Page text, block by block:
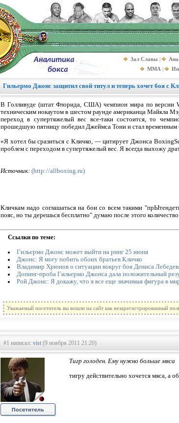
Зал Славы |
MMA |
Гильермо Джонс защитил свой титул и теперь хочет боя с
В Голливуде (штат Флорида, США) чемпион мира по версии
техническим нокаутом в шестом раунде американца Майкла
переход в супертяжелый вес все-таки состоится, то
прошедшую пятницу победил Джеймса Тони и стал временным
«Я хотел бы сразиться с Кличко, — цитирует Джонса
проблем с переходом в супертяжелый вес. Я всегда выхожу
Источник: (http://allboxing.ru)
Кличкам надо соглашаться на бои со всем такими
пояс, но ты дерешься бесплатно" думаю после этого
Ссылки по теме:
Гильермо Джонс может выйти на ринг 25 июня
Джонс: Я могу побить обоих братьев Кличко
Владимир Хрюнов о ситуации вокруг боя Дениса
Допинг-проба Гильермо Джонса дала положительный
Рой Джонс: Я докажу, что я все еще значимая фигура в
Уважаемый посетитель вы вошли на сайт как незарегистрированный
#1 написал: vist(9 ноября 2011 21:20)
Тигр голоден. Ему нужно больше мяса
тигру действительно хочется мяса, а